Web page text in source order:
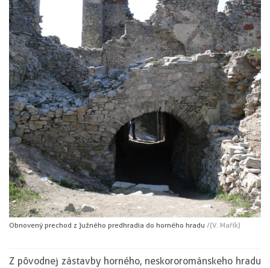
Obnovený prechod z južného predhradia do horného hradu /(V. Mařík)
Z pôvodnej zástavby horného, neskororománskeho hradu